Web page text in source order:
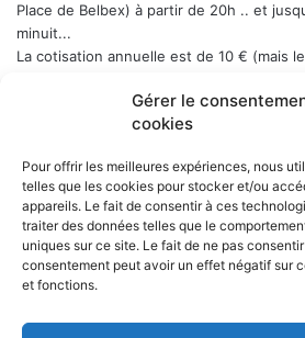
Gérer le
cookies
Pour offrir les meilleures expériences, nous
telles que les cookies pour stocker et/ou
appareils. Le fait de consentir à ces
traiter des données telles que le
uniques sur ce site. Le fait de ne pas
consentement peut avoir un effet négatif sur
et fonctions.
Place de Belbex) à partir de 20h .. et
minuit...
La cotisation annuelle est de 10 € (mais
cela vous dit, n'hésitez pas !
NOS PARTENAIRES
La ville d'Aurillac
La réponse ludique - 10 rue Victor Hugo,